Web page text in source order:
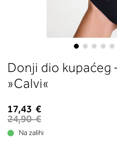
to
the
beginning
the
images
gallery
Donji dio kupaćeg
»Calvi«
17,43 €
24,90 €
Na zalihi